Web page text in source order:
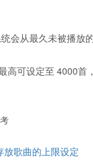
会从最久未被播放
高可设定至 4000
放歌曲的上限设定